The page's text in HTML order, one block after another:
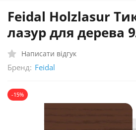
Feidal Holzlasur
лазур для дерева
Написати відгук
Бренд: Feidal
-15%